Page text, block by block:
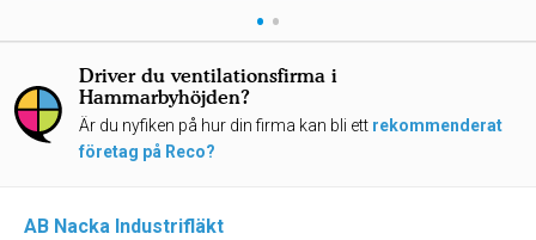
• •
Driver du ventilationsfirma i
Hammarbyhöjden?
Är du nyfiken på hur din firma kan bli ett rekommenderat
företag på Reco?
AB Nacka Industrifläkt